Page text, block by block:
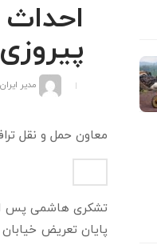
پیروزی
مدیر
معاون حمل و نقل
پایان تعریض